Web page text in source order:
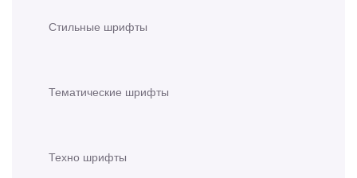
Стильные шрифты
Тематические шрифты
Техно шрифты